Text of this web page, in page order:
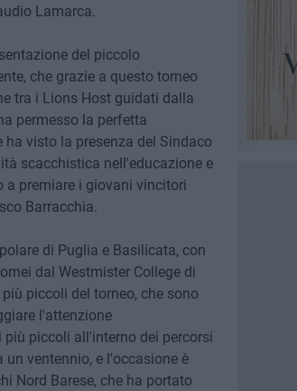
Lamarca.
del piccolo
che grazie a questo torneo
tra i Lions Host guidati dalla
permesso la perfetta
visto la presenza del Sindaco
scacchistica nell'educazione e
a premiare i giovani vincitori
Barracchia.
di Puglia e Basilicata, con
dal Westmister College di
piccoli del torneo, che sono
l'attenzione
piccoli all'interno dei percorsi
ventennio, e l'occasione è
Nord Barese, che ha portato